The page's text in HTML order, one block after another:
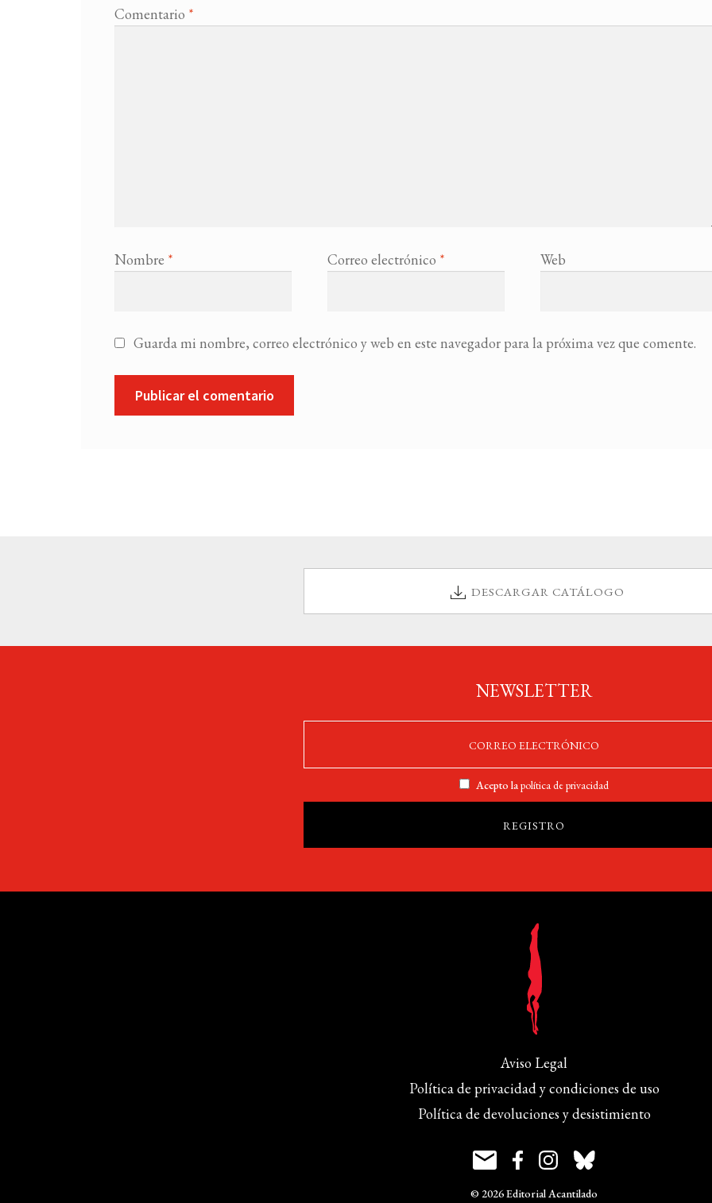
Comentario *
Nombre * Correo electrónico * Web
Guarda mi nombre, correo electrónico y web en este navegador para la próxima vez que comente.
DESCARGAR CATÁLOGO
NEWSLETTER
Acepto lapolítica de privacidad
Aviso Legal
Política de privacidad y condiciones de uso
Política de devoluciones y desistimiento
© 2026 Editorial Acantilado